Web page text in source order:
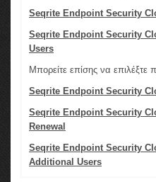
Seqrite Endpoint Security
Seqrite Endpoint Security
Users
Μπορείτε επίσης να επιλέξτε
Seqrite Endpoint Security
Seqrite Endpoint Security
Renewal
Seqrite Endpoint Security
Additional Users